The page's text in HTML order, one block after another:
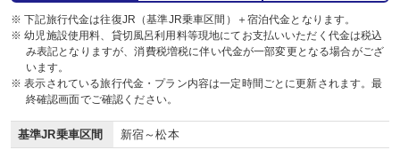
※ 下記旅行代金は往復JR（基準JR乗車区間）＋宿泊代金となります。
※ 幼児施設使用料、貸切風呂利用料等現地にてお支払いいただく代金は税込
み表記となりますが、消費税増税に伴い代金が一部変更となる場合がござ
います。
※ 表示されている旅行代金・プラン内容は一定時間ごとに更新されます。最
終確認画面でご確認ください。
基準JR乗車区間 新宿～松本